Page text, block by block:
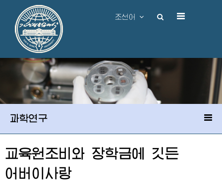
조선어
과학연구
교육원조비와 장학금에 깃든
어버이 사랑